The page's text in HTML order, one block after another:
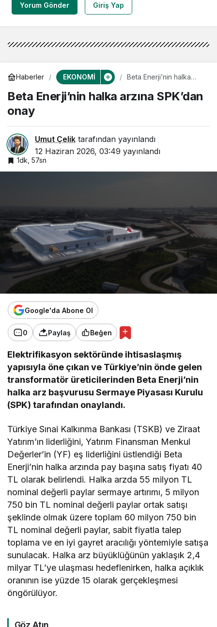
Yorum Gönder Giriş Yap
Haberler EKONOMİ
Beta Enerji’nin halka
Beta Enerji’nin halka arzına SPK’dan
onay
Umut Çelik tarafından yayınlandı
12 Haziran 2026, 03:49 yayınlandı
1dk, 57sn
Google'da Abone Ol
0 Paylaş Beğen
Elektrifikasyon sektöründe ihtisaslaşmış
yapısıyla öne çıkan ve Türkiye’nin önde gelen
transformatör üreticilerinden Beta Enerji’nin
halka arz başvurusu Sermaye Piyasası Kurulu
(SPK) tarafından onaylandı.
Türkiye Sınai Kalkınma Bankası (TSKB) ve Ziraat
Yatırım’ın liderliğini, Yatırım Finansman Menkul
Değerler’in (YF) eş liderliğini üstlendiği Beta
Enerji’nin halka arzında pay başına satış fiyatı 40
TL olarak belirlendi. Halka arzda 55 milyon TL
nominal değerli paylar sermaye artırımı, 5 milyon
750 bin TL nominal değerli paylar ortak satışı
şeklinde olmak üzere toplam 60 milyon 750 bin
TL nominal değerli paylar, sabit fiyatla talep
toplama ve en iyi gayret aracılığı yöntemiyle satışa
sunulacak. Halka arz büyüklüğünün yaklaşık 2,4
milyar TL’ye ulaşması hedeflenirken, halka açıklık
oranının ise yüzde 15 olarak gerçekleşmesi
öngörülüyor.
Göz Atın